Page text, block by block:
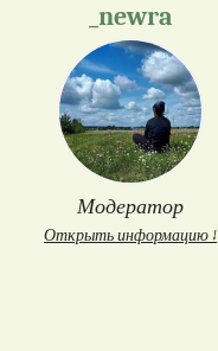
_newra
Модератор
Открыть информацию ↓